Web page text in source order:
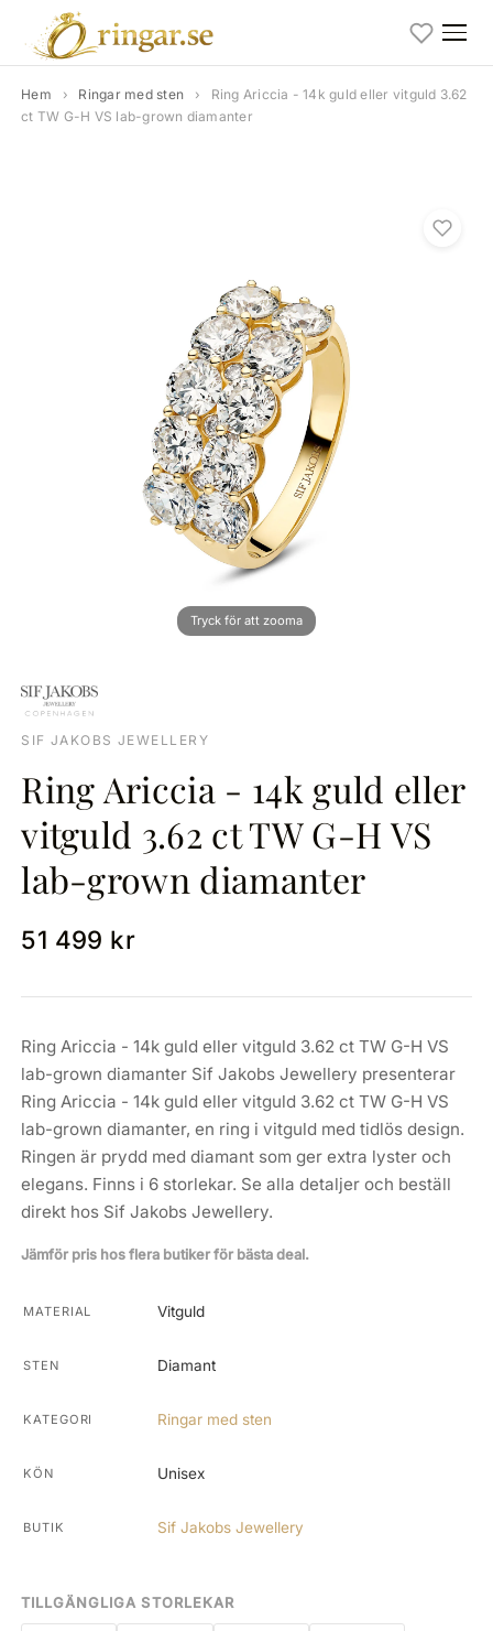
Hem › Ringar med sten ›
Ring Ariccia - 14k guld eller vitguld 3.62
ct TW G-H VS lab-grown diamanter
SIF JAKOBS JEWELLERY
Ring Ariccia - 14k guld eller
vitguld 3.62 ct TW G-H VS
lab-grown diamanter
51 499 kr
Ring Ariccia - 14k guld eller vitguld 3.62 ct TW G-H VS
lab-grown diamanter Sif Jakobs Jewellery presenterar
Ring Ariccia - 14k guld eller vitguld 3.62 ct TW G-H VS
lab-grown diamanter, en ring i vitguld med tidlös design.
Ringen är prydd med diamant som ger extra lyster och
elegans. Finns i 6 storlekar. Se alla detaljer och beställ
direkt hos Sif Jakobs Jewellery.
Jämför pris hos flera butiker för bästa deal.
MATERIAL Vitguld
STEN Diamant
KATEGORI Ringar med sten
KÖN Unisex
BUTIK Sif Jakobs Jewellery
TILLGÄNGLIGA STORLEKAR